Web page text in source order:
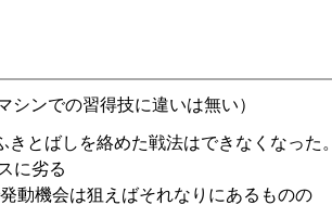
ンでの習得技に違いは無い）
とばしを絡めた戦法はできなくなった。
に劣る
動機会は狙えばそれなりにあるものの